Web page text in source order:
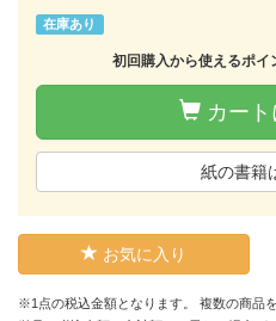
在庫あり
初回購入から使えるポイ
カート
紙の書籍
お気に入り
※1点の税込金額となります。 複数の商品